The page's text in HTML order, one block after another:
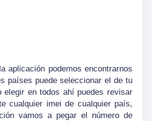
aplicación podemos encontrarnos
países puede seleccionar el de tu
elegir en todos ahí puedes revisar
cualquier imei de cualquier país,
vamos a pegar el número de